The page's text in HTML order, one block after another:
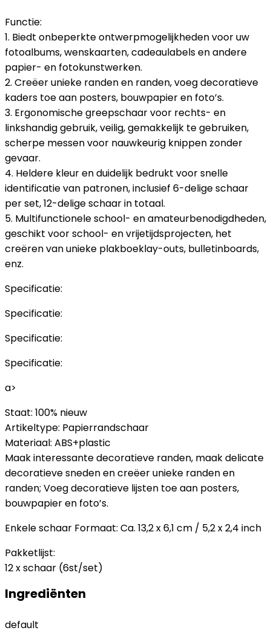
Functie:
1. Biedt onbeperkte ontwerpmogelijkheden voor uw
fotoalbums, wenskaarten, cadeaulabels en andere
papier- en fotokunstwerken.
2. Creëer unieke randen en randen, voeg decoratieve
kaders toe aan posters, bouwpapier en foto’s.
3. Ergonomische greepschaar voor rechts- en
linkshandig gebruik, veilig, gemakkelijk te gebruiken,
scherpe messen voor nauwkeurig knippen zonder
gevaar.
4. Heldere kleur en duidelijk bedrukt voor snelle
identificatie van patronen, inclusief 6-delige schaar
per set, 12-delige schaar in totaal.
5. Multifunctionele school- en amateurbenodigdheden,
geschikt voor school- en vrijetijdsprojecten, het
creëren van unieke plakboeklay-outs, bulletinboards,
enz.
Specificatie:
Specificatie:
Specificatie:
Specificatie:
a>
Staat: 100% nieuw
Artikeltype: Papierrandschaar
Materiaal: ABS+plastic
Maak interessante decoratieve randen, maak delicate
decoratieve sneden en creëer unieke randen en
randen; Voeg decoratieve lijsten toe aan posters,
bouwpapier en foto’s.
Enkele schaar Formaat: Ca. 13,2 x 6,1 cm / 5,2 x 2,4 inch
Pakketlijst:
12 x schaar (6st/set)
Ingrediënten
default